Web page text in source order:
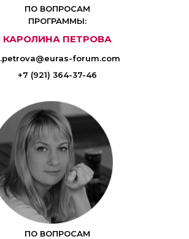
forum.com
+7 (921) 364-37-46
КАРОЛИНА ПЕТРОВА
ПО ВОПРОСАМ
ПРОГРАММЫ:
ПО ВОПРОСАМ